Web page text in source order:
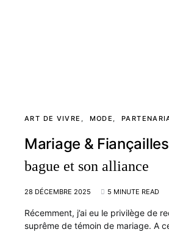
ART DE VIVRE MODE
Mariage &
bague et son alliance
28 DÉCEMBRE 2025 5 MINUTE READ
Récemment, j’ai eu le privilège de
suprême de témoin de mariage. A